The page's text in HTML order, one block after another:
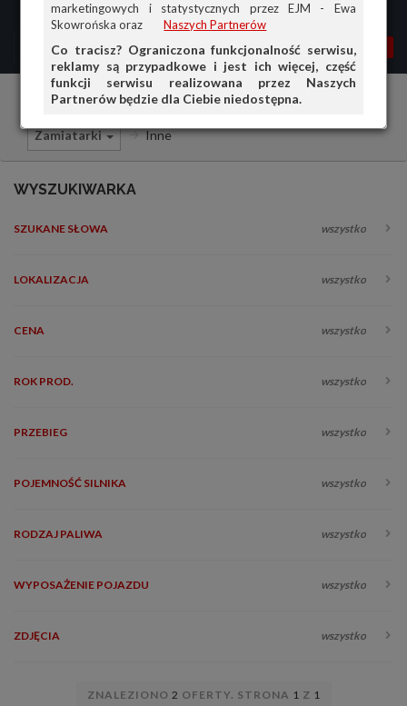
marketingowych i statystycznych przez EJM - Ewa
Skowrońska oraz
Naszych Partnerów
Co tracisz? Ograniczona funkcjonalność serwisu,
reklamy są przypadkowe i jest ich więcej, część
funkcji serwisu realizowana przez Naszych
Partnerów będzie dla Ciebie niedostępna.
MENU MOJA AG
PRZEGLĄD
Pojazdy specjalne Sprzedam
Zamiatarki Inne
WYSZUKIWARKA
SZUKANE SŁOWA wszystko
LOKALIZACJA wszystko
CENA wszystko
ROK PROD. wszystko
PRZEBIEG wszystko
POJEMNOŚĆ SILNIKA wszystko
RODZAJ PALIWA wszystko
WYPOSAŻENIE POJAZDU wszystko
ZDJĘCIA wszystko
ZNALEZIONO 2 OFERTY. STRONA 1 Z 1